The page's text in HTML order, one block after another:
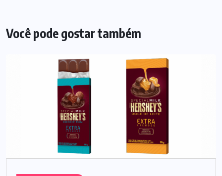
Você pode gostar também